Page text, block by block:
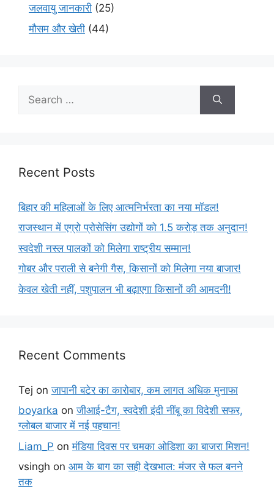
जलवायु जानकारी (25)
मौसम और खेती (44)
Recent Posts
बिहार की महिलाओं के लिए आत्मनिर्भरता का नया मॉडल!
राजस्थान में एग्रो प्रोसेसिंग उद्योगों को 1.5 करोड़ तक अनुदान!
स्वदेशी नस्ल पालकों को मिलेगा राष्ट्रीय सम्मान!
गोबर और पराली से बनेगी गैस, किसानों को मिलेगा नया बाजार!
केवल खेती नहीं, पशुपालन भी बढ़ाएगा किसानों की आमदनी!
Recent Comments
Tej onजापानी बटेर का कारोबार, कम लागत अधिक मुनाफा
boyarka onजीआई-टैग, स्वदेशी इंदी नींबू का विदेशी सफर,
ग्लोबल बाजार में नई पहचान!
Liam_P onमंडिया दिवस पर चमका ओडिशा का बाजरा मिशन!
vsingh on आम के बाग का सही देखभाल: मंजर से फल बनने
तक